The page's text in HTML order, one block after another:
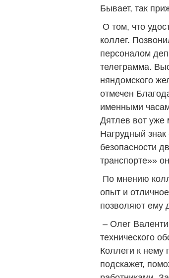
Бывает, так
О том, что
коллег.
персоналом
телеграмма.
няндомского
отмечен
именными
Дятлев вот уже
Нагрудный
безопасности
транспорте»»
По мнению
опыт и
позволяют ему
– Олег
технического
Коллеги к нему
подскажет,